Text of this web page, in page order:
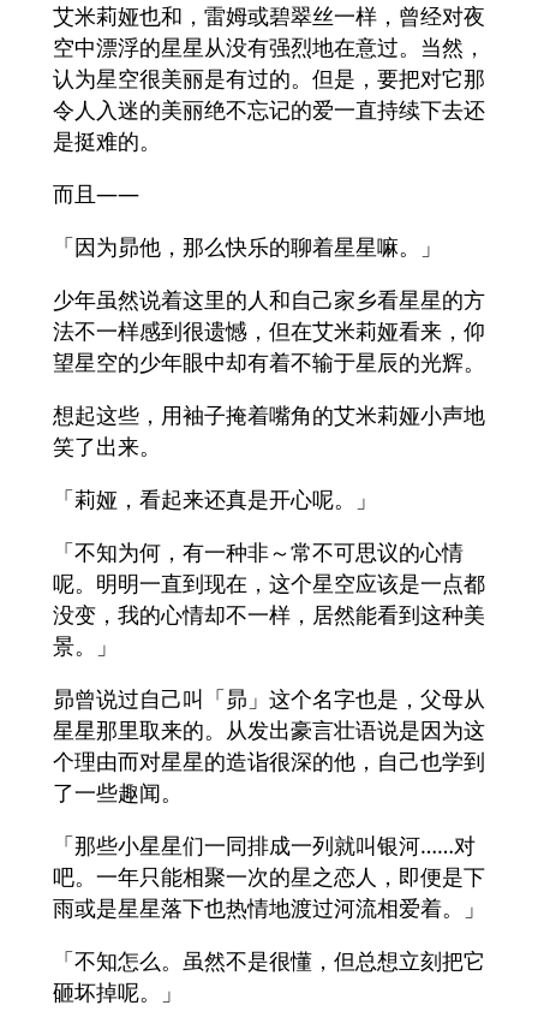
艾米莉娅也和，雷姆或碧翠丝一样，曾经对夜
空中漂浮的星星从没有强烈地在意过。当然，
认为星空很美丽是有过的。但是，要把对它那
令人入迷的美丽绝不忘记的爱一直持续下去还
是挺难的。
而且——
「因为昴他，那么快乐的聊着星星嘛。」
少年虽然说着这里的人和自己家乡看星星的方
法不一样感到很遗憾，但在艾米莉娅看来，仰
望星空的少年眼中却有着不输于星辰的光辉。
想起这些，用袖子掩着嘴角的艾米莉娅小声地
笑了出来。
「莉娅，看起来还真是开心呢。」
「不知为何，有一种非～常不可思议的心情
呢。明明一直到现在，这个星空应该是一点都
没变，我的心情却不一样，居然能看到这种美
景。」
昴曾说过自己叫「昴」这个名字也是，父母从
星星那里取来的。从发出豪言壮语说是因为这
个理由而对星星的造诣很深的他，自己也学到
了一些趣闻。
「那些小星星们一同排成一列就叫银河……对
吧。一年只能相聚一次的星之恋人，即便是下
雨或是星星落下也热情地渡过河流相爱着。」
「不知怎么。虽然不是很懂，但总想立刻把它
砸坏掉呢。」